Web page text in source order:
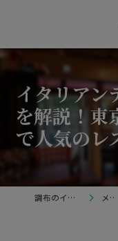
イタリアン
を解説！東
で人気のレ
調布のイタリアンならBarry's メディア